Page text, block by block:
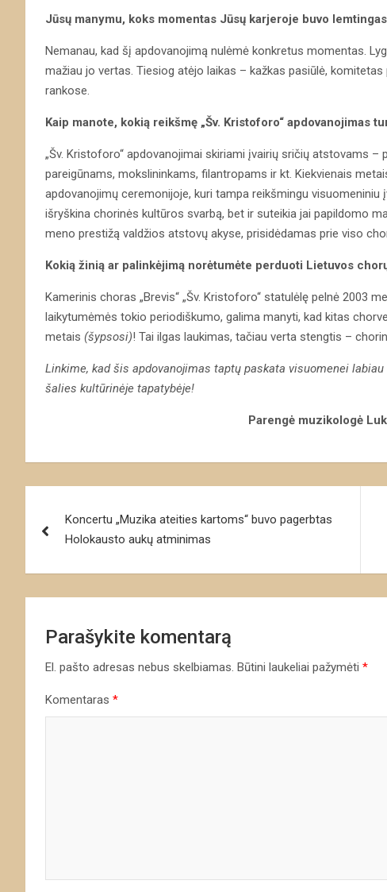
Jūsų manymu, koks momentas Jūsų karjeroje buvo
Nemanau, kad šį apdovanojimą nulėmė konkretus momentas.
mažiau jo vertas. Tiesiog atėjo laikas – kažkas pasiūlė,
rankose.
Kaip manote, kokią reikšmę „Šv. Kristoforo“
„Šv. Kristoforo“ apdovanojimai skiriami įvairių sričių atstovams
pareigūnams, mokslininkams, filantropams ir kt. Kiekvienais
apdovanojimų ceremonijoje, kuri tampa reikšmingu
išryškina chorinės kultūros svarbą, bet ir suteikia jai papildomo
meno prestižą valdžios atstovų akyse, prisidėdamas prie viso
Kokią žinią ar palinkėjimą norėtumėte perduoti Lietuvos
Kamerinis choras „Brevis“ „Šv. Kristoforo“ statulėlę pelnė 2003
laikytumėmės tokio periodiškumo, galima manyti, kad kitas
metais (šypsosi)! Tai ilgas laukimas, tačiau verta stengtis –
Linkime, kad šis apdovanojimas taptų paskata visuomenei
šalies kultūrinėje tapatybėje!
Parengė muzikologė
tarp
įrašų
Koncertu „Muzika ateities kartoms“ buvo pagerbtas
Holokausto aukų atminimas
Parašykite komentarą
El. pašto adresas nebus skelbiamas. Būtini laukeliai pažymėti *
Komentaras *